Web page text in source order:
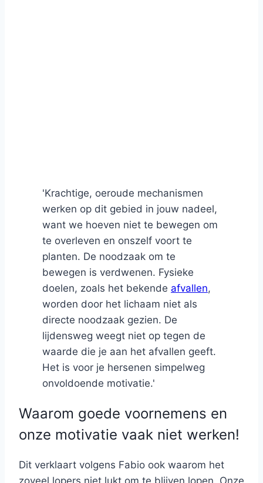
'Krachtige, oeroude mechanismen
werken op dit gebied in jouw nadeel,
want we hoeven niet te bewegen om
te overleven en onszelf voort te
planten. De noodzaak om te
bewegen is verdwenen. Fysieke
doelen, zoals het bekende afvallen,
worden door het lichaam niet als
directe noodzaak gezien. De
lijdensweg weegt niet op tegen de
waarde die je aan het afvallen geeft.
Het is voor je hersenen simpelweg
onvoldoende motivatie.'
Waarom goede voornemens en
onze motivatie vaak niet werken!
Dit verklaart volgens Fabio ook waarom het
zoveel lopers niet lukt om te blijven lopen. Onze